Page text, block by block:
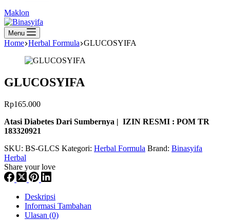
Maklon
Menu
Home Herbal Formula GLUCOSYIFA
GLUCOSYIFA
Rp165.000
Atasi Diabetes Dari Sumbernya | IZIN RESMI : POM TR
183320921
SKU: BS-GLCS Kategori: Herbal Formula Brand: Binasyifa
Herbal
Share your love
Deskripsi
Informasi Tambahan
Ulasan (0)